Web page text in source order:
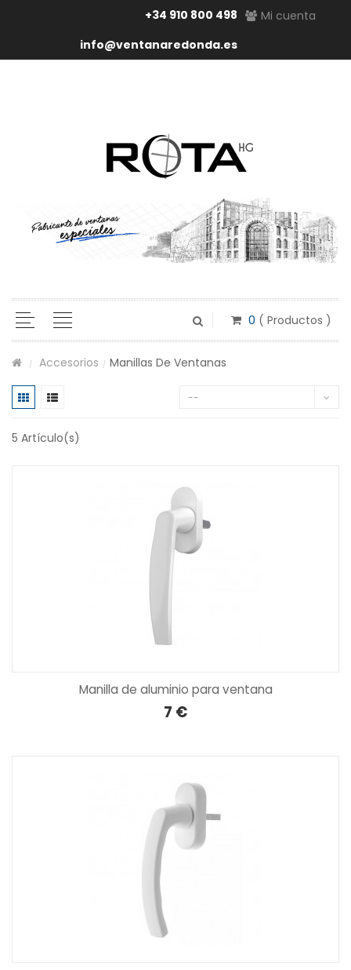
Mi cuenta
+34 910 800 498
info@ventanaredonda.es
0 ( Productos )
/ Accesorios / Manillas De Ventanas
--
5 Artículo(s)
Manilla de aluminio para ventana
7 €